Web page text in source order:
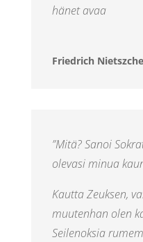
hänet avaa
Friedrich Nietszche
”Mitä? Sanoi
olevasi minua
Kautta Zeuksen,
muutenhan olen
Seilenoksia